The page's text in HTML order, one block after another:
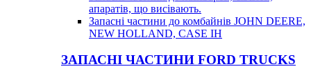
апаратів, що висівають.
Запасні частини до комбайнів JOHN DEERE,
NEW HOLLAND, CASE IH
ЗАПАСНІ ЧАСТИНИ FORD TRUCKS